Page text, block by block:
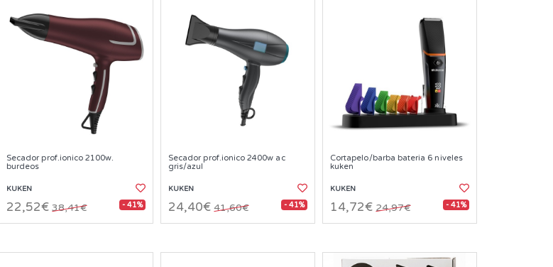
Secador prof.ionico 2100w.
burdeos
KUKEN
22,52€ 38,41€ - 41%
Secador prof.ionico 2400w ac
gris/azul
KUKEN
24,40€ 41,60€ - 41%
Cortapelo/barba bateria 6 niveles
kuken
KUKEN
14,72€ 24,97€ - 41%